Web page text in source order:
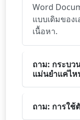
Word
แบบเดิมของ
เนื้อหา.
ถาม: กระบว
แม่นยำแค่ไห
ถาม: การใช้